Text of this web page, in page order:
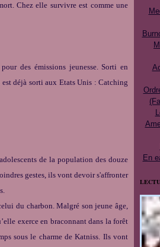
Chez elle survivre est comme une
des émissions jeunesse. Sorti en
déjà sorti aux Etats Unis : Catching
de la population des douze
gestes, ils vont devoir s'affronter
du charbon. Malgré son jeune âge,
exerce en braconnant dans la forêt
sous le charme de Katniss. Ils vont
En